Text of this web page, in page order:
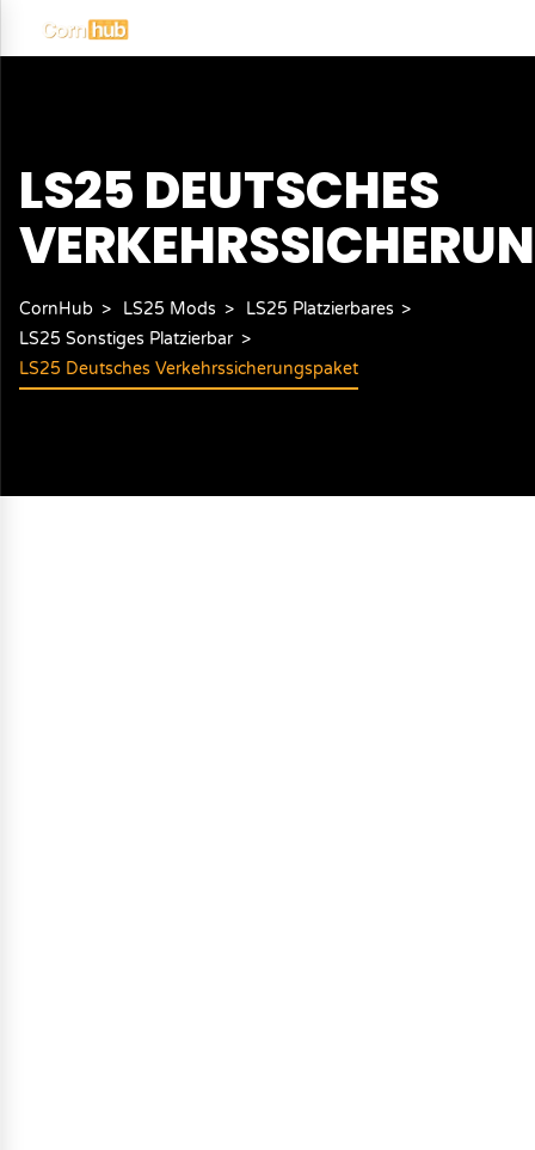
LS25 DEUTSCHES
CornHub LS25 Mods
LS25 Platzierbares
LS25 Sonstiges Platzierbar
LS25 Deutsches Verkehrssicherungspaket